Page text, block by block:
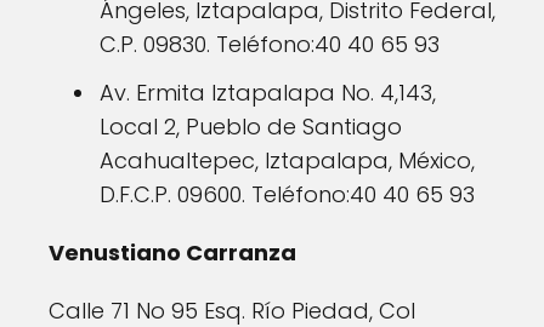
Ángeles, Iztapalapa, Distrito Federal,
C.P. 09830. Teléfono:40 40 65 93
Av. Ermita Iztapalapa No. 4,143,
Local 2, Pueblo de Santiago
Acahualtepec, Iztapalapa, México,
D.F.C.P. 09600. Teléfono:40 40 65 93
Venustiano Carranza
Calle 71 No 95 Esq. Río Piedad, Col